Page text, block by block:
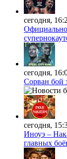
сегодня,
сегодня,
Сорван бой
сегодня,
Иноуэ –
главных